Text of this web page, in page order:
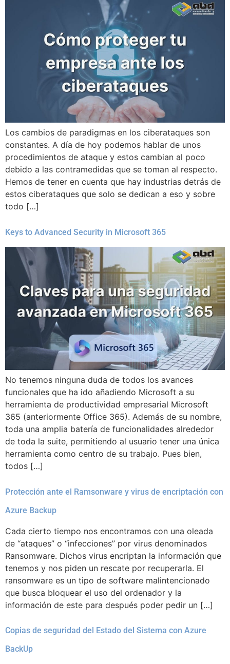
Los cambios de paradigmas en los ciberataques son
constantes. A día de hoy podemos hablar de unos
procedimientos de ataque y estos cambian al poco
debido a las contramedidas que se toman al respecto.
Hemos de tener en cuenta que hay industrias detrás de
estos ciberataques que solo se dedican a eso y sobre
todo […]
Keys to Advanced Security in Microsoft 365
No tenemos ninguna duda de todos los avances
funcionales que ha ido añadiendo Microsoft a su
herramienta de productividad empresarial Microsoft
365 (anteriormente Office 365). Además de su nombre,
toda una amplia batería de funcionalidades alrededor
de toda la suite, permitiendo al usuario tener una única
herramienta como centro de su trabajo. Pues bien,
todos […]
Protección ante el Ramsonware y virus de encriptación con
Azure Backup
Cada cierto tiempo nos encontramos con una oleada
de “ataques” o “infecciones” por virus denominados
Ransomware. Dichos virus encriptan la información que
tenemos y nos piden un rescate por recuperarla. El
ransomware es un tipo de software malintencionado
que busca bloquear el uso del ordenador y la
información de este para después poder pedir un […]
Copias de seguridad del Estado del Sistema con Azure
BackUp